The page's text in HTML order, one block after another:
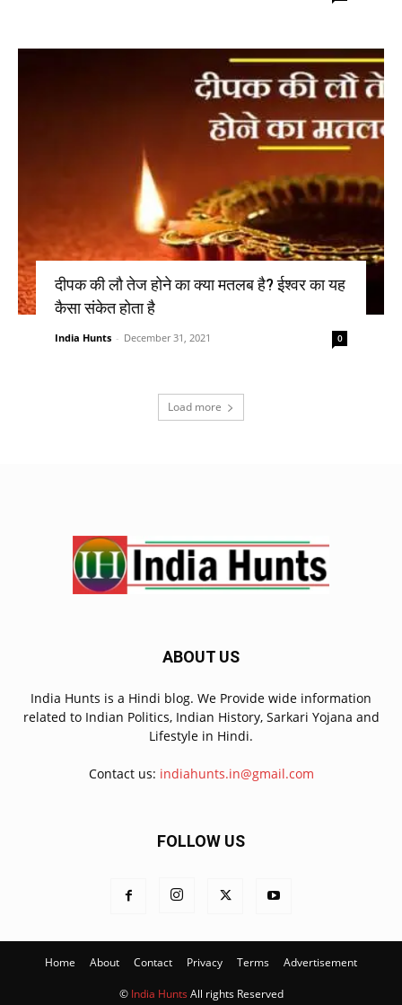
दीपक की लौ तेज होने का क्या मतलब है? ईश्वर का यह
कैसा संकेत होता है
India Hunts - December 31, 2021 0
Load more
ABOUT US
India Hunts is a Hindi blog. We Provide wide information
related to Indian Politics, Indian History, Sarkari Yojana and
Lifestyle in Hindi.
Contact us: indiahunts.in@gmail.com
FOLLOW US
Home About Contact Privacy Terms Advertisement
© India Hunts All rights Reserved